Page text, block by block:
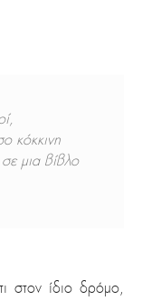
κόκκινη
μια βίβλο
στον ίδιο δρόμο,